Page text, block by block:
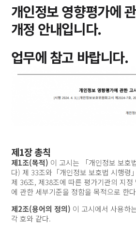
개인정보 영향평가에
개정 안내입니다.
업무에 참고 바랍니다.
제1장 총칙
제1조(목적) 이 고시는 「개인정보 보호
다) 제 33조와「개인정보 보호법 시행령
제 36조, 제38조에 따른 평가기관의 지
에 관한 세부기준을 정함을 목적으로 한
제2조(용어의 정의) 이 고시에서 사용하
각 호와 같다.